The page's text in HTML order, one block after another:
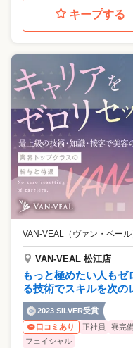
キープする
VAN-VEAL（ヴァン・ベール
VAN-VEAL 松江店
もっと極めたい人も
る技術でスキルを次の
2023 SILVER受賞
口コミあり
正社員 寮完
フェイシャル